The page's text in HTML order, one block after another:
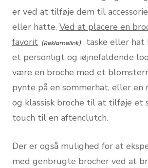
er ved at tilføje dem til
eller hatte. Ved at placere en
favorit
taske eller hat
et personligt og iøjnefaldende
være en broche med et
pynte på en sommerhat, eller en
og klassisk broche til at tilføje et
touch til en aftenclutch.
Der er også mulighed for at
med genbrugte brocher ved at